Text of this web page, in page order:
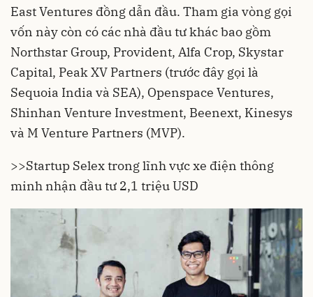
East Ventures đồng dẫn đầu. Tham gia vòng gọi
vốn này còn có các nhà đầu tư khác bao gồm
Northstar Group, Provident, Alfa Crop, Skystar
Capital, Peak XV Partners (trước đây gọi là
Sequoia India và SEA), Openspace Ventures,
Shinhan Venture Investment, Beenext, Kinesys
và M Venture Partners (MVP).
>>Startup Selex trong lĩnh vực xe điện thông
minh nhận đầu tư 2,1 triệu USD